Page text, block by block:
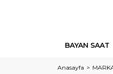
BAYAN SAAT
Anasayfa